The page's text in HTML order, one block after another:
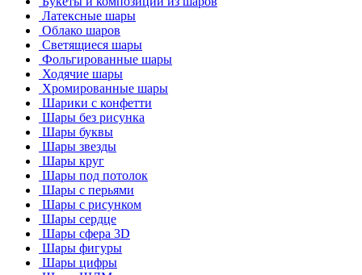
Латексные шары
Облако шаров
Светящиеся шары
Фольгированные шары
Ходячие шары
Хромированные шары
Шарики с конфетти
Шары без рисунка
Шары буквы
Шары звезды
Шары круг
Шары под потолок
Шары с перьями
Шары с рисунком
Шары сердце
Шары сфера 3D
Шары фигуры
Шары цифры